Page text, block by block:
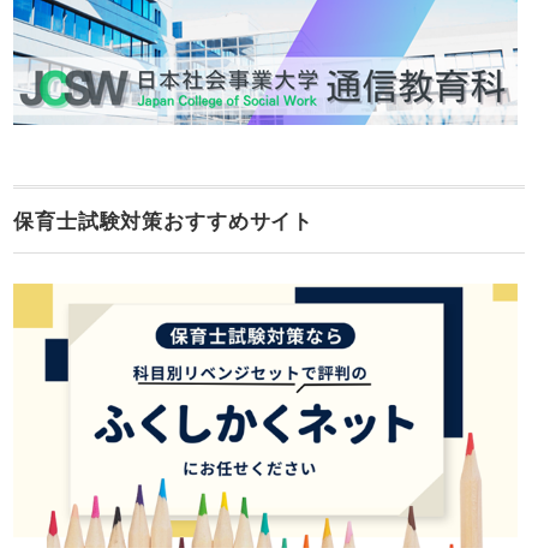
保育士試験対策おすすめサイト